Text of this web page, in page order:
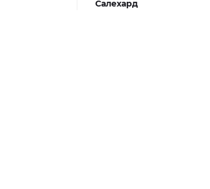
Салехард